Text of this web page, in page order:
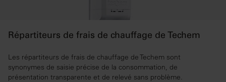
Répartiteurs de frais de chauffage de Techem
Les répartiteurs de frais de chauffage de Techem sont
synonymes de saisie précise de la consommation, de
présentation transparente et de relevé sans problème.